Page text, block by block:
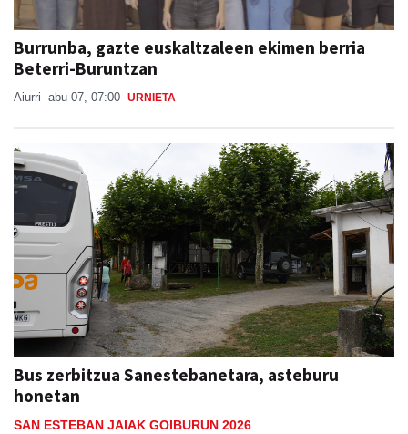
Burrunba, gazte euskaltzaleen ekimen berria
Beterri-Buruntzan
Aiurri abu 07, 07:00 URNIETA
Bus zerbitzua Sanestebanetara, asteburu
honetan
SAN ESTEBAN JAIAK GOIBURUN 2026